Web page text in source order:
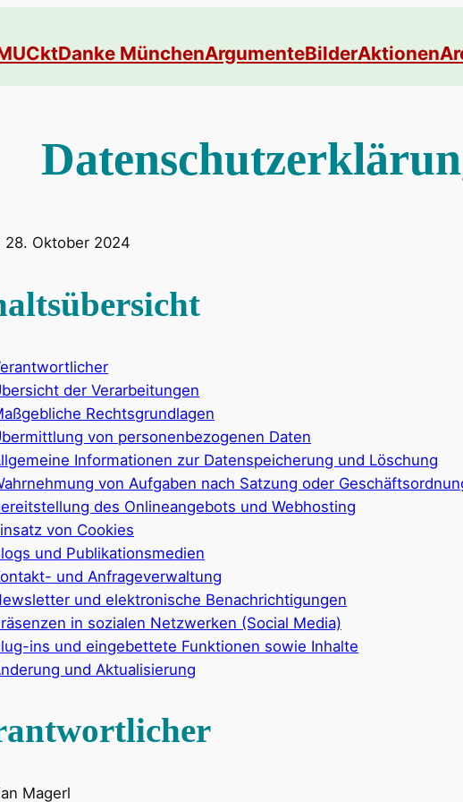
Danke MünchenArgumenteBilderAktionen
28. Oktober 2024
der Verarbeitungen
Rechtsgrundlagen
von personenbezogenen Daten
Informationen zur Datenspeicherung und Löschung
von Aufgaben nach Satzung oder
des Onlineangebots und Webhosting
von Cookies
und Publikationsmedien
und Anfrageverwaltung
und elektronische Benachrichtigungen
in sozialen Netzwerken (Social Media)
ins und eingebettete Funktionen sowie Inhalte
und Aktualisierung
Magerl